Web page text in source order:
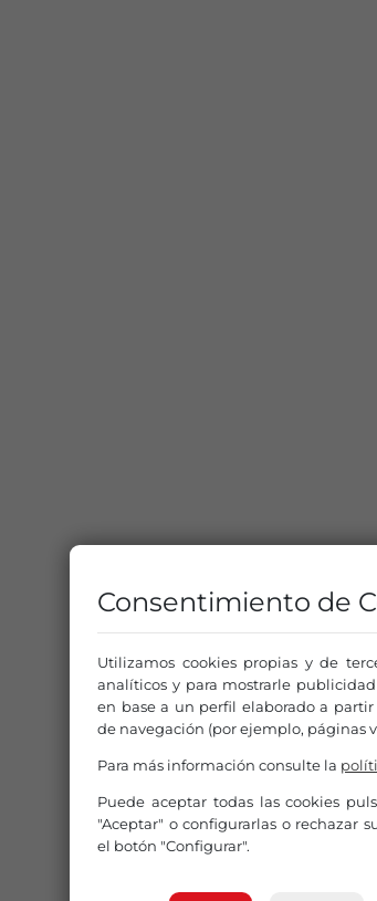
Consentimiento de
Utilizamos cookies propias y de
analíticos y para mostrarle
en base a un perfil elaborado a partir
de navegación (por ejemplo, páginas
Para más información consulte la
Puede aceptar todas las cookies
"Aceptar" o configurarlas o rechazar
el botón "Configurar".